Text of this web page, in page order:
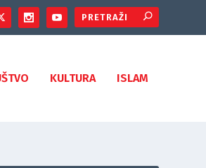
KULTURA ISLAM